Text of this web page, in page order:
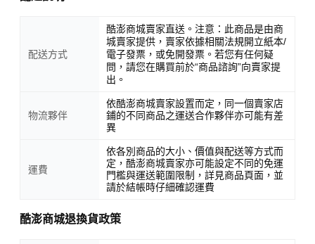
配送方式
酷澎商城賣家直送。注意：此商品是由商
城賣家提供，賣家依據相關法規開立紙本/
電子發票，或免開發票。若您有任何疑
問，請您在購買前於“商品諮詢”向賣家提
出。
物流夥伴
依酷澎商城賣家設置而定，同一個賣家店
鋪的不同商品之運送合作夥伴亦可能有差
異
運費
依各別商品的大小、價值與配送等方式而
定，酷澎商城賣家亦可能設定不同的免運
門檻與運送範圍限制，詳見商品頁面，並
請於結帳時仔細確認運費
酷澎商城退換貨政策